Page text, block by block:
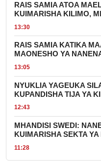
RAIS SAMIA ATOA
KUIMARISHA KILIMO,
13:30
RAIS SAMIA KATIKA
MAONESHO YA
13:05
NYUKLIA YAGEUKA
KUPANDISHA TIJA YA
12:43
MHANDISI SWEDI:
KUIMARISHA SEKTA YA
11:28